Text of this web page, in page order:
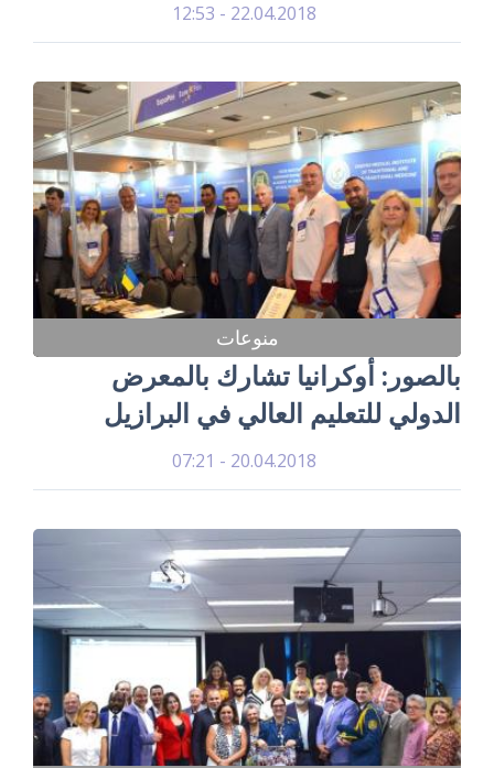
22.04.2018 - 12:53
منوعات
بالصور: أوكرانيا تشارك بالمعرض
الدولي للتعليم العالي في البرازيل
20.04.2018 - 07:21